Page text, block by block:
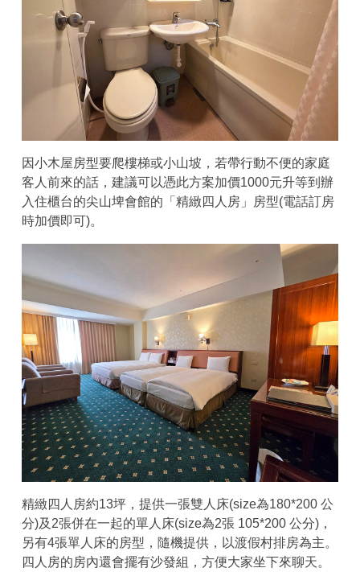
因小木屋房型要爬樓梯或小山坡，若帶行動不便的家庭
客人前來的話，建議可以憑此方案加價1000元升等到辦
入住櫃台的尖山埤會館的「精緻四人房」房型(電話訂房
時加價即可)。
精緻四人房約13坪，提供一張雙人床(size為180*200 公
分)及2張併在一起的單人床(size為2張 105*200 公分)，
另有4張單人床的房型，隨機提供，以渡假村排房為主。
四人房的房內還會擺有沙發組，方便大家坐下來聊天。